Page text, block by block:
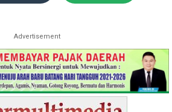
Advertisement